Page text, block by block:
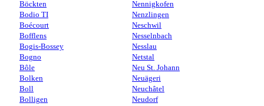
Böckten
Bodio TI
Boécourt
Bofflens
Bogis-Bossey
Bogno
Bôle
Bolken
Boll
Bolligen
Nennigkofen
Nenzlingen
Neschwil
Nesselnbach
Nesslau
Netstal
Neu St. Johann
Neuägeri
Neuchâtel
Neudorf